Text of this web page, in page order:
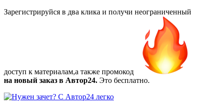
Зарегистрируйся в два клика и получи неограниченный
доступ к материалам,а также промокод
на новый заказ в Автор24. Это бесплатно.